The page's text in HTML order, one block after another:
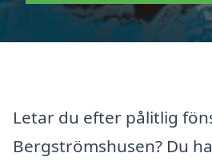
Letar du efter pålitlig
Bergströmshusen? Du